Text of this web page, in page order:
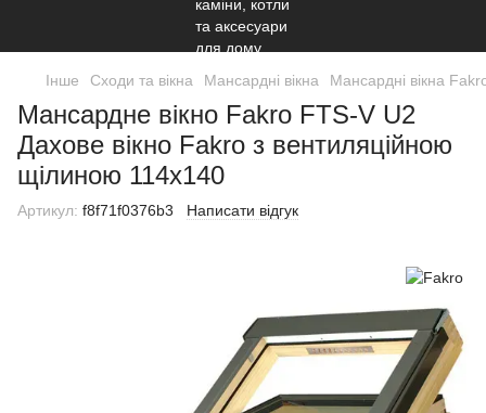
Інше Сходи та вікна Мансардні вікна Мансардні вікна
Мансардне вікно Fakro FTS-V U2
Дахове вікно Fakro з вентиляційною
щілиною 114х140
Артикул: f8f71f0376b3 Написати відгук